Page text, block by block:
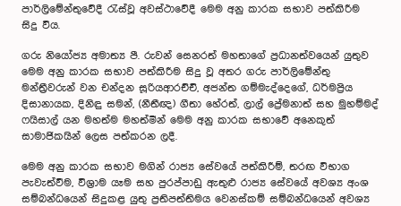
පාර්ලිමේන්තුවේදී රැස්වූ අවස්ථාවේදී මෙම අනු කාරක සභාව පත්කිරීම
සිදු විය.
ගරු නියෝජ්‍ය අමාත්‍ය පී. රුවන් සෙනරත් මහතාගේ ප්‍රධානත්වයෙන් යුතුව
මෙම අනු කාරක සභාව පත්කිරීම සිදු වූ අතර ගරු පාර්ලිමේන්තු
මන්ත්‍රීවරුන් වන චන්දන සූරියආරච්චි, අජන්ත ගම්මැද්දෙගේ, ධර්මප්‍රිය
දිසානායක, දිනිඳු සමන්, (නීතීඥ) ගීතා හේරත්, ලාල් ප්‍රේමනාත් සහ මුහම්මද්
ෆයිසාල් යන මහත්ම මහත්මීන් මෙම අනු කාරක සභාවේ අනෙකුත්
සාමාජිකයින් ලෙස පත්කරන ලදී.
මෙම අනු කාරක සභාව මගින් රාජ්‍ය සේවයේ පත්කිරීම්, තරඟ විභාග
පැවැත්වීම, විශ්‍රාම යෑම සහ පුරප්පාඩු ඇතුළු රාජ්‍ය සේවයේ අවශ්‍ය අංශ
සම්බන්ධයෙන් සිදුකළ යුතු ප්‍රතිපත්තිමය වෙනස්කම් සම්බන්ධයෙන් අවශ්‍ය